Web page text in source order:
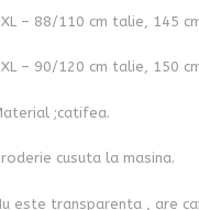
– 88/110 cm talie, 145
– 90/120 cm talie, 150
;catifea.
cusuta la masina.
este transparenta , are